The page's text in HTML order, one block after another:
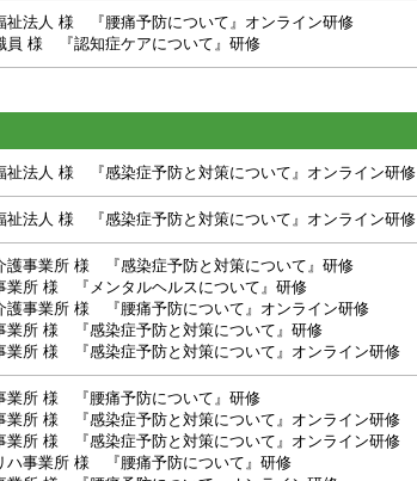
祉法人 様 『腰痛予防について』オンライン研修
員 様 『認知症ケアについて』研修
祉法人 様 『感染症予防と対策について』オンライン研修
祉法人 様 『感染症予防と対策について』オンライン研修
護事業所 様 『感染症予防と対策について』研修
業所 様 『メンタルヘルスについて』研修
護事業所 様 『腰痛予防について』オンライン研修
業所 様 『感染症予防と対策について』研修
業所 様 『感染症予防と対策について』オンライン研修
業所 様 『腰痛予防について』研修
業所 様 『感染症予防と対策について』オンライン研修
業所 様 『感染症予防と対策について』オンライン研修
ハ事業所 様 『腰痛予防について』研修